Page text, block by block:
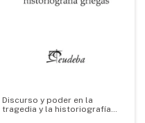
Discurso y poder en la
tragedia y la historiografía